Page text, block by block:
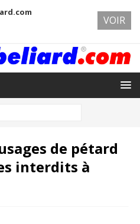
de pétard
interdits à
VOIR